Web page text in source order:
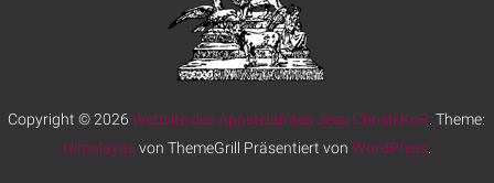
Copyright © 2026Website des Apostelamtes Jesu Christi KöR . Theme:
Himalayasvon ThemeGrill Präsentiert von WordPress.